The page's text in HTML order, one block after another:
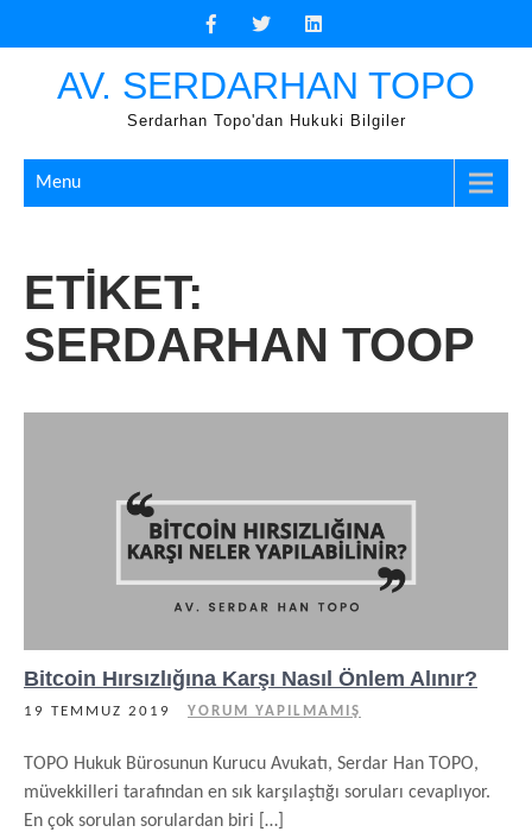
AV. SERDARHAN TOPO
Serdarhan Topo'dan Hukuki Bilgiler
Menu
ETIKET:
SERDARHAN TOOP
Bitcoin Hırsızlığına Karşı Nasıl Önlem Alınır?
19 TEMMUZ 2019 YORUM YAPILMAMIŞ
TOPO Hukuk Bürosunun Kurucu Avukatı, Serdar Han TOPO,
müvekkilleri tarafından en sık karşılaştığı soruları cevaplıyor.
En çok sorulan sorulardan biri […]